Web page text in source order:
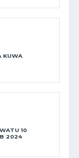
KUWA
10
2024